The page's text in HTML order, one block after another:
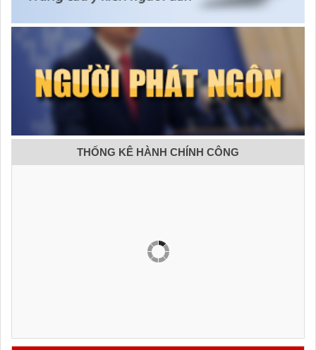
THỐNG KÊ HÀNH CHÍNH CÔNG